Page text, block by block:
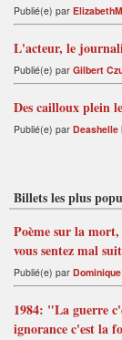
Publié(e) par ElizabethM
L'acteur, le
Publié(e) par Gilbert
Des cailloux plein
Publié(e) par Deashelle
Billets les plus
Poème sur la
vous sentez mal
Publié(e) par
1984: "La guerre
ignorance c'est la